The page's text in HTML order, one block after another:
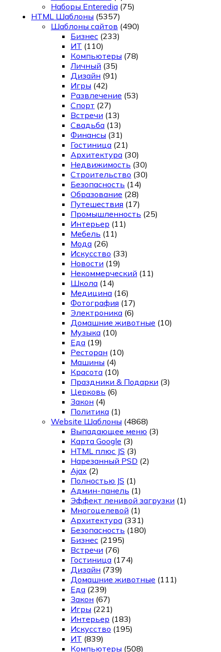
Наборы Enteredia (75)
HTML Шаблоны (5357)
Шаблоны сайтов (490)
Бизнес (233)
ИТ (110)
Компьютеры (78)
Личный (35)
Дизайн (91)
Игры (42)
Развлечение (53)
Спорт (27)
Встречи (13)
Свадьба (13)
Финансы (31)
Гостиница (21)
Архитектура (30)
Недвижимость (30)
Строительство (30)
Безопасность (14)
Образование (28)
Путешествия (17)
Промышленность (25)
Интерьер (11)
Мебель (11)
Мода (26)
Искусство (33)
Новости (19)
Некоммерческий (11)
Школа (14)
Медицина (16)
Фотография (17)
Электроника (6)
Домашние животные (10)
Музыка (10)
Еда (19)
Ресторан (10)
Машины (4)
Красота (10)
Праздники & Подарки (3)
Церковь (6)
Закон (4)
Политика (1)
Website Шаблоны (4868)
Выпадающее меню (3)
Карта Google (3)
HTML плюс JS (3)
Нарезанный PSD (2)
Ajax (2)
Полностью JS (1)
Админ-панель (1)
Эффект ленивой загрузки (1)
Многоцелевой (1)
Архитектура (331)
Безопасность (180)
Бизнес (2195)
Встречи (76)
Гостиница (174)
Дизайн (739)
Домашние животные (111)
Еда (239)
Закон (67)
Игры (221)
Интерьер (183)
Искусство (195)
ИТ (839)
Компьютеры (508)